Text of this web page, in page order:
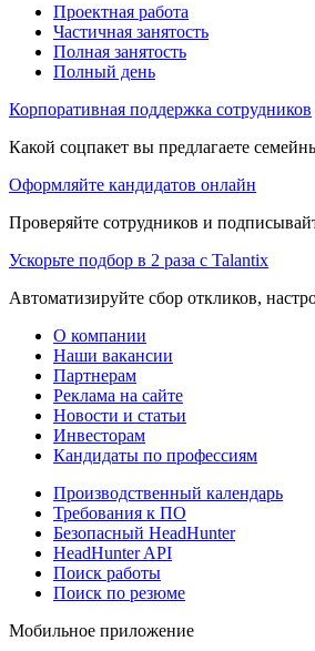
Проектная работа
Частичная занятость
Полная занятость
Полный день
Корпоративная поддержка сотрудников
Какой соцпакет вы предлагаете
Оформляйте кандидатов онлайн
Проверяйте сотрудников и
Ускорьте подбор в 2 раза с Talantix
Автоматизируйте сбор откликов,
О компании
Наши вакансии
Партнерам
Реклама на сайте
Новости и статьи
Инвесторам
Кандидаты по профессиям
Производственный календарь
Требования к ПО
Безопасный HeadHunter
HeadHunter API
Поиск работы
Поиск по резюме
Мобильное приложение